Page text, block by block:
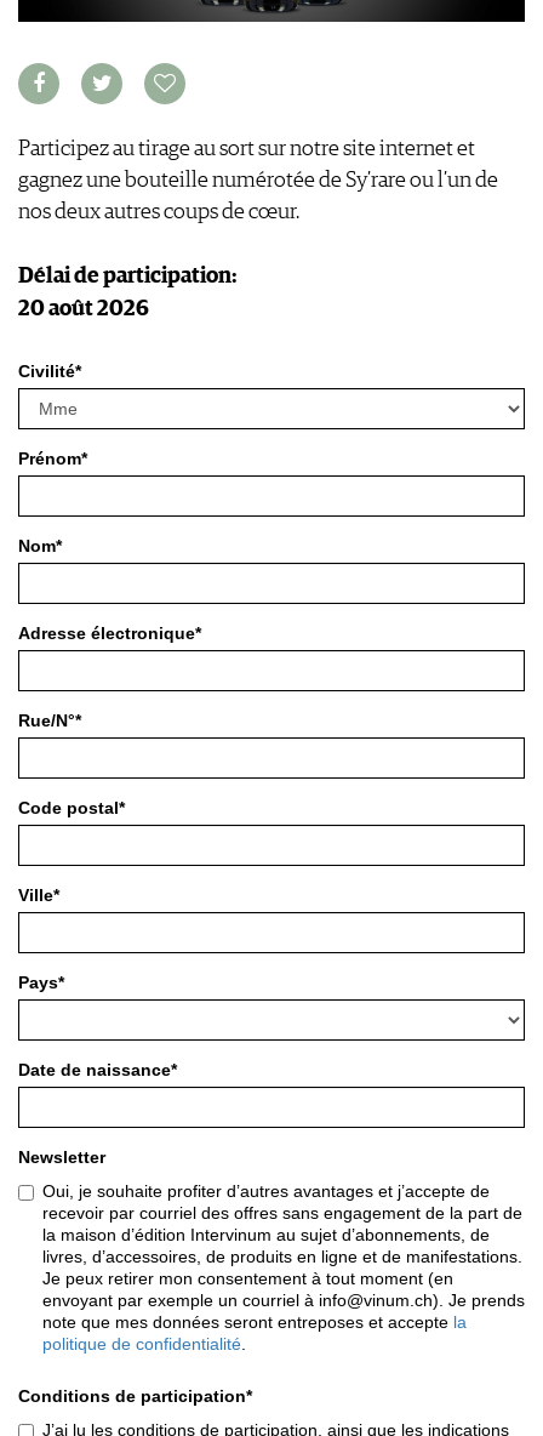
ABONNER
RECHERCHE VINS
NEWSLETTER
GUIDE DU VIGNOBLE
WINE TRADE CLUB
PUBLICITÉ
PRESSE
CGV & PROTECTION DES
DONNÉES
FAQ
Participez au tirage au sort sur notre site internet et
gagnez une bouteille numérotée de Sy’rare ou l’un de
nos deux autres coups de cœur.
Délai de participation:
20 août 2026
Civilité*
Prénom*
Nom*
Adresse électronique*
Rue/N°*
Code postal*
Ville*
Pays*
Date de naissance*
Newsletter
Oui, je souhaite profiter d’autres avantages et j’accepte de
recevoir par courriel des offres sans engagement de la part de
la maison d’édition Intervinum au sujet d’abonnements, de
livres, d’accessoires, de produits en ligne et de manifestations.
Je peux retirer mon consentement à tout moment (en
envoyant par exemple un courriel à info@vinum.ch). Je prends
note que mes données seront entreposes et accepte la
politique de confidentialité.
Conditions de participation*
J’ai lu les conditions de participation, ainsi que les indications